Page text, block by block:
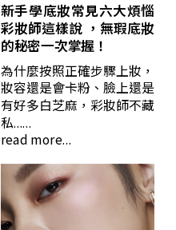
新手學底妝常見六大煩惱
彩妝師這樣說 ，無瑕底妝
的秘密一次掌握！
為什麼按照正確步驟上妝，
妝容還是會卡粉、臉上還是
有好多白芝麻，彩妝師不藏
私......
read more...